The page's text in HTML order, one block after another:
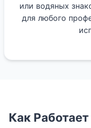
или водяных
для любого
Как